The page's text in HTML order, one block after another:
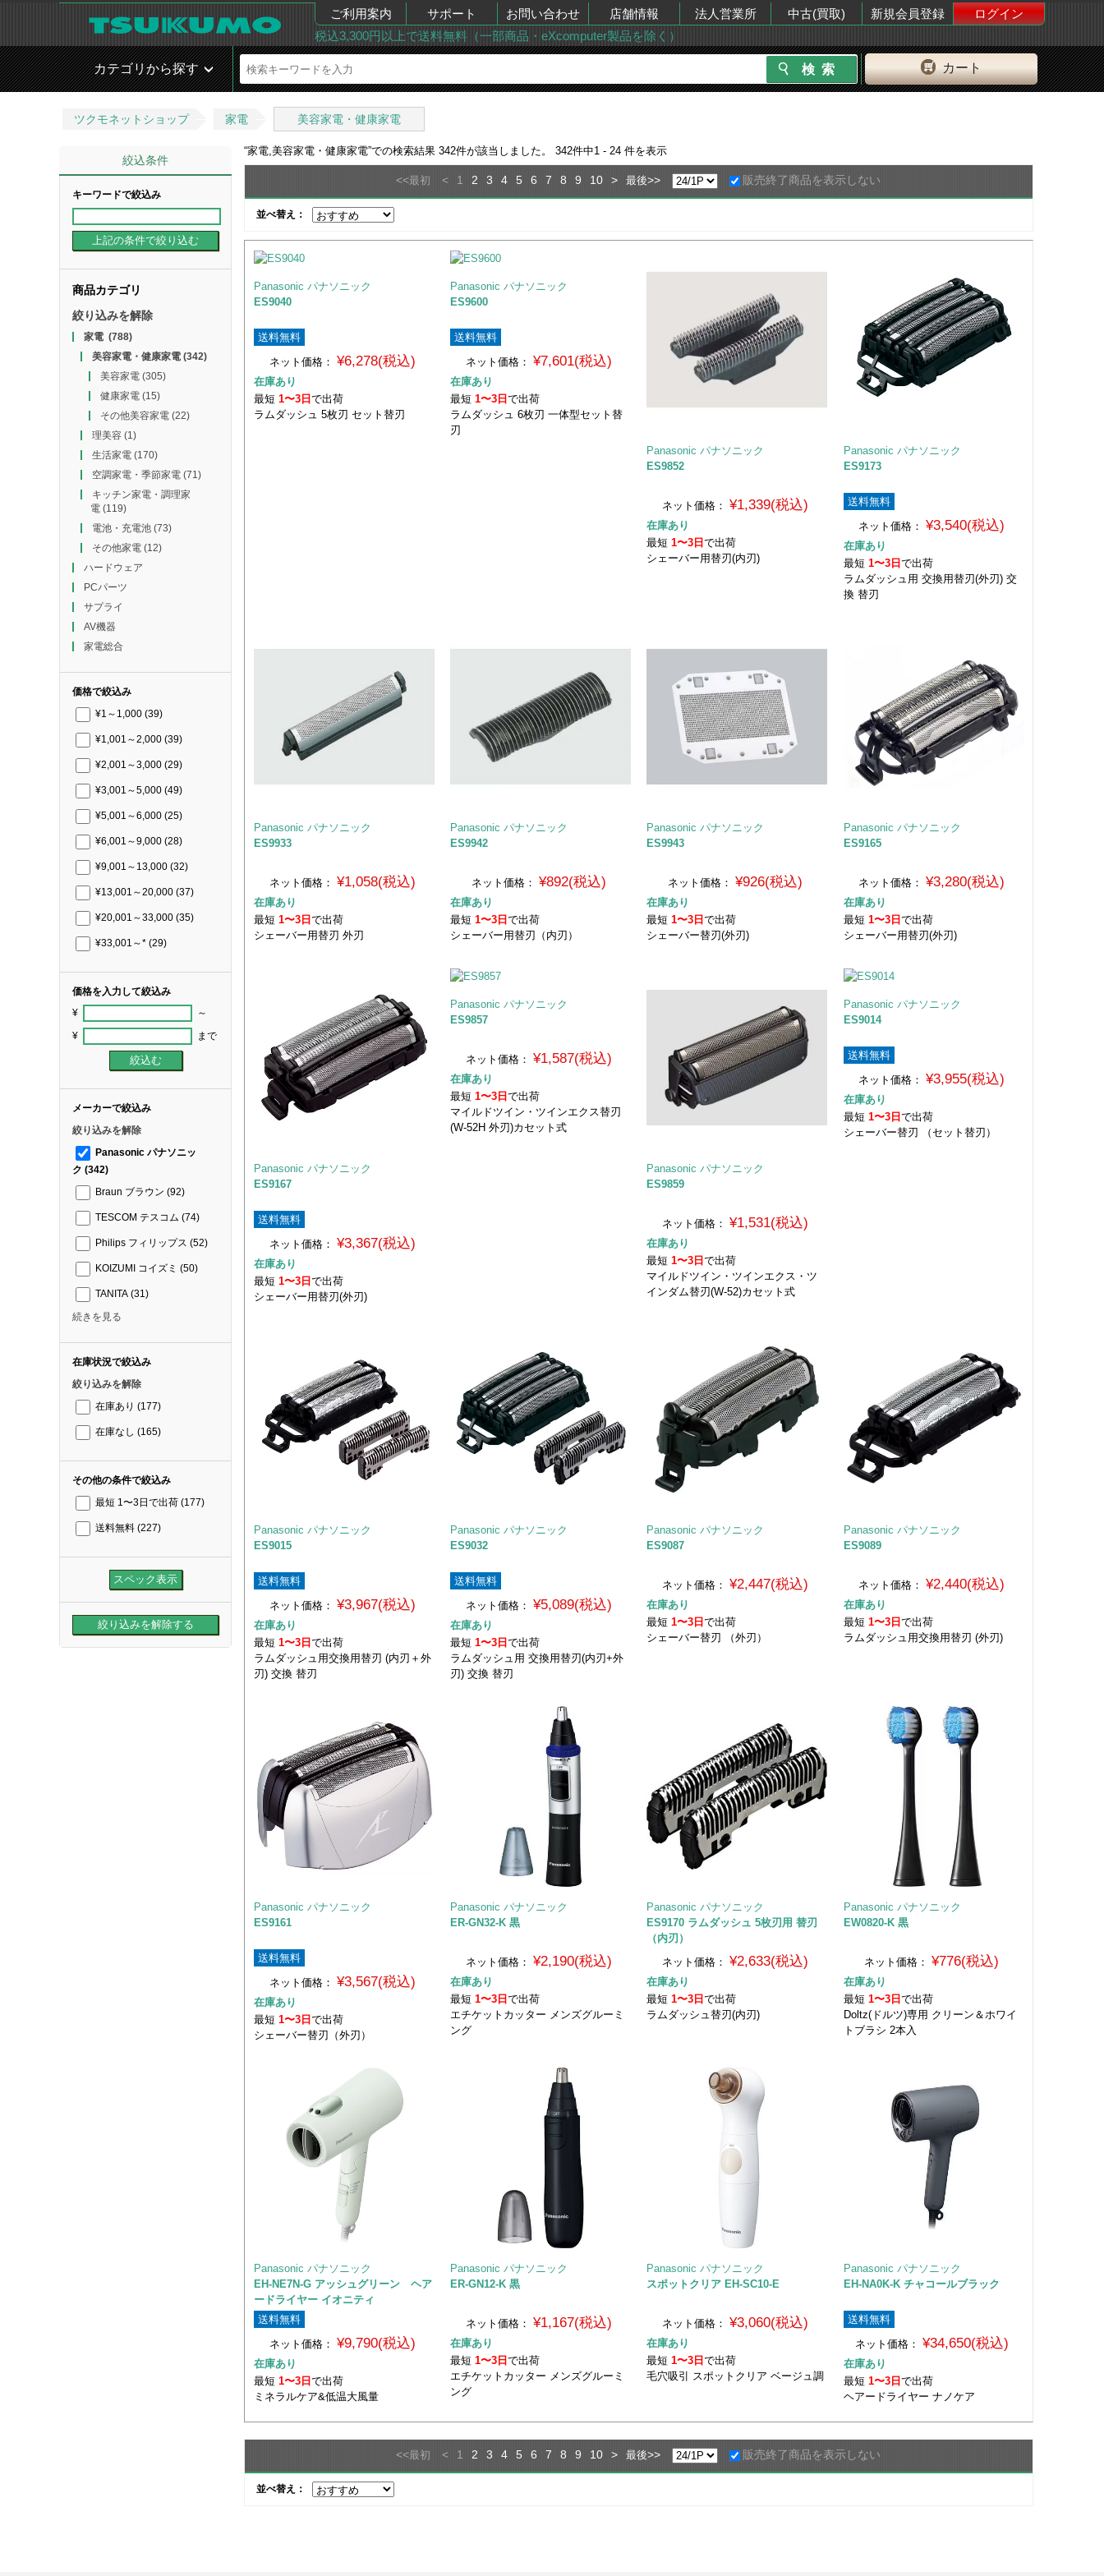
ご利用案内 サポート お問い合わせ 店舗情報 法人営業所 中古(買取) 新規会員登録
ログイン
税込3,300円以上で送料無料（一部商品・eXcomputer製品を除く）
カート
カテゴリから探す
ツクモネットショップ 家電 美容家電・健康家電
絞込条件
キーワードで絞込み
商品カテゴリ
絞り込みを解除
家電(788)
美容家電・健康家電(342)
美容家電(305)
健康家電(15)
その他美容家電(22)
理美容(1)
生活家電(170)
空調家電・季節家電(71)
キッチン家電・調理家
電(119)
電池・充電池(73)
その他家電(12)
ハードウェア
PCパーツ
サプライ
AV機器
家電総合
価格で絞込み
¥1～1,000 (39)
¥1,001～2,000 (39)
¥2,001～3,000 (29)
¥3,001～5,000 (49)
¥5,001～6,000 (25)
¥6,001～9,000 (28)
¥9,001～13,000 (32)
¥13,001～20,000 (37)
¥20,001～33,000 (35)
¥33,001～* (29)
価格を入力して絞込み
¥ ～
¥ まで
メーカーで絞込み
絞り込みを解除
Panasonic パナソニッ
ク (342)
Braun ブラウン (92)
TESCOM テスコム (74)
Philips フィリップス (52)
KOIZUMI コイズミ (50)
TANITA (31)
続きを見る
在庫状況で絞込み
絞り込みを解除
在庫あり (177)
在庫なし (165)
その他の条件で絞込み
最短 1〜3日で出荷 (177)
送料無料 (227)
“家電,美容家電・健康家電”での検索結果 342件が該当しました。 342件中1 - 24 件を表示
<<最初 < 1 2 3 4 5 6 7 8 9 10 > 最後>> 販売終了商品を表示しない
並べ替え：
Panasonic パナソニック
ES9040
送料無料
ネット価格： ¥6,278(税込)
在庫あり
最短 1〜3日 で出荷
ラムダッシュ 5枚刃 セット替刃
Panasonic パナソニック
ES9600
送料無料
ネット価格： ¥7,601(税込)
在庫あり
最短1〜3日で出荷
ラムダッシュ 6枚刃 一体型セット替
刃
Panasonic パナソニック
ES9852
ネット価格： ¥1,339(税込)
在庫あり
最短1〜3日で出荷
シェーバー用替刃(内刃)
Panasonic パナソニック
ES9173
送料無料
ネット価格：
¥3,540(税込)
在庫あり
最短 1〜3日 で出荷
ラムダッシュ用 交換用替刃(外刃) 交
換 替刃
Panasonic パナソニック
ES9933
ネット価格： ¥1,058(税込)
在庫あり
最短 1〜3日 で出荷
シェーバー用替刃 外刃
Panasonic パナソニック
ES9942
ネット価格： ¥892(税込)
在庫あり
最短1〜3日で出荷
シェーバー用替刃（内刃）
Panasonic パナソニック
ES9943
ネット価格： ¥926(税込)
在庫あり
最短1〜3日で出荷
シェーバー替刃(外刃)
Panasonic パナソニック
ES9165
ネット価格： ¥3,280(税込)
在庫あり
最短 1〜3日 で出荷
シェーバー用替刃(外刃)
Panasonic パナソニック
ES9167
送料無料
ネット価格： ¥3,367(税込)
在庫あり
最短 1〜3日 で出荷
シェーバー用替刃(外刃)
Panasonic パナソニック
ES9857
ネット価格： ¥1,587(税込)
在庫あり
最短1〜3日で出荷
マイルドツイン・ツインエクス替刃
(W-52H 外刃)カセット式
Panasonic パナソニック
ES9859
ネット価格： ¥1,531(税込)
在庫あり
最短1〜3日で出荷
マイルドツイン・ツインエクス・ツ
インダム替刃(W-52)カセット式
Panasonic パナソニック
ES9014
送料無料
ネット価格：
¥3,955(税込)
在庫あり
最短 1〜3日 で出荷
シェーバー替刃 （セット替刃）
Panasonic パナソニック
ES9015
送料無料
ネット価格： ¥3,967(税込)
在庫あり
最短 1〜3日 で出荷
ラムダッシュ用交換用替刃 (内刃＋外
刃) 交換 替刃
Panasonic パナソニック
ES9032
送料無料
ネット価格： ¥5,089(税込)
在庫あり
最短1〜3日で出荷
ラムダッシュ用 交換用替刃(内刃+外
刃) 交換 替刃
Panasonic パナソニック
ES9087
ネット価格： ¥2,447(税込)
在庫あり
最短1〜3日で出荷
シェーバー替刃 （外刃）
Panasonic パナソニック
ES9089
ネット価格： ¥2,440(税込)
在庫あり
最短 1〜3日 で出荷
ラムダッシュ用交換用替刃 (外刃)
Panasonic パナソニック
ES9161
送料無料
ネット価格： ¥3,567(税込)
在庫あり
最短 1〜3日 で出荷
シェーバー替刃（外刃）
Panasonic パナソニック
ER-GN32-K 黒
ネット価格： ¥2,190(税込)
在庫あり
最短1〜3日で出荷
エチケットカッター メンズグルーミ
ング
Panasonic パナソニック
ES9170 ラムダッシュ 5枚刃用 替刃
（内刃）
ネット価格：
¥2,633(税込)
在庫あり
最短1〜3日で出荷
ラムダッシュ替刃(内刃)
Panasonic パナソニック
EW0820-K 黒
ネット価格： ¥776(税込)
在庫あり
最短 1〜3日 で出荷
Doltz(ドルツ)専用 クリーン＆ホワイ
トブラシ 2本入
Panasonic パナソニック
EH-NE7N-G アッシュグリーン ヘア
ードライヤー イオニティ
送料無料
ネット価格： ¥9,790(税込)
在庫あり
最短 1〜3日 で出荷
ミネラルケア&低温大風量
Panasonic パナソニック
ER-GN12-K 黒
ネット価格： ¥1,167(税込)
在庫あり
最短1〜3日で出荷
エチケットカッター メンズグルーミ
ング
Panasonic パナソニック
スポットクリア EH-SC10-E
ネット価格： ¥3,060(税込)
在庫あり
最短1〜3日で出荷
毛穴吸引 スポットクリア ベージュ調
Panasonic パナソニック
EH-NA0K-K チャコールブラック
送料無料
ネット価格： ¥34,650(税込)
在庫あり
最短 1〜3日 で出荷
ヘアードライヤー ナノケア
<<最初 < 1 2 3 4 5 6 7 8 9 10 > 最後>> 販売終了商品を表示しない
並べ替え：